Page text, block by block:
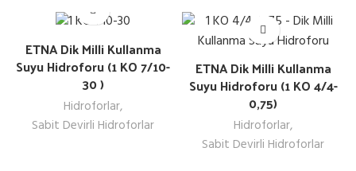
ETNA Dik Milli Kullanma
Suyu Hidroforu (1 KO 7/10-
30 )
Hidroforlar,
Sabit Devirli Hidroforlar
ETNA Dik Milli Kullanma
Suyu Hidroforu (1 KO 4/4-
0,75)
Hidroforlar,
Sabit Devirli Hidroforlar